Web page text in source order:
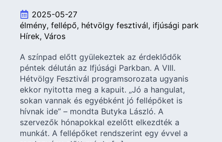
2025-05-27
élmény fellépő hétvölgy fesztivál ifjúsági park
Hírek Város
A színpad előtt gyülekeztek az érdeklődők
péntek délután az Ifjúsági Parkban. A VIII.
Hétvölgy Fesztivál programsorozata ugyanis
ekkor nyitotta meg a kapuit. „Jó a hangulat,
sokan vannak és egyébként jó fellépőket is
hívnak ide” – mondta Butyka László. A
szervezők hónapokkal ezelőtt elkezdték a
munkát. A fellépőket rendszerint egy évvel a